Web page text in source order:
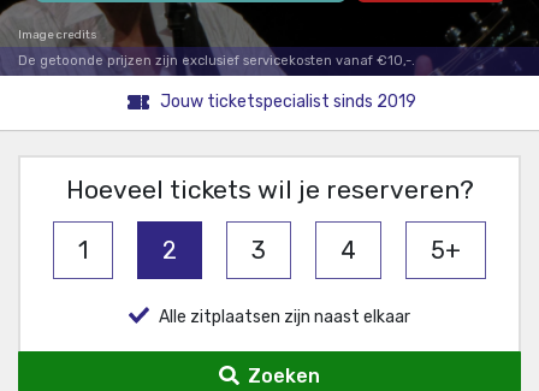
Image credits
De getoonde prijzen zijn exclusief servicekosten vanaf €10,-.
Jouw ticketspecialist sinds 2019
Hoeveel tickets wil je reserveren?
1 2 3 4 5+
Alle zitplaatsen zijn naast elkaar
Zoeken